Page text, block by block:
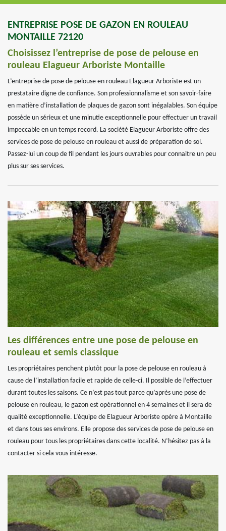
ENTREPRISE POSE DE GAZON EN ROULEAU
MONTAILLE 72120
Choisissez l’entreprise de pose de pelouse en
rouleau Elagueur Arboriste Montaille
L’entreprise de pose de pelouse en rouleau Elagueur Arboriste est un
prestataire digne de confiance. Son professionnalisme et son savoir-faire
en matière d’installation de plaques de gazon sont inégalables. Son équipe
possède un sérieux et une minutie exceptionnelle pour effectuer un travail
impeccable en un temps record. La société Elagueur Arboriste offre des
services de pose de pelouse en rouleau et aussi de préparation de sol.
Passez-lui un coup de fil pendant les jours ouvrables pour connaitre un peu
plus sur ses services.
Les différences entre une pose de pelouse en
rouleau et semis classique
Les propriétaires penchent plutôt pour la pose de pelouse en rouleau à
cause de l’installation facile et rapide de celle-ci. Il possible de l’effectuer
durant toutes les saisons. Ce n’est pas tout parce qu’après une pose de
pelouse en rouleau, le gazon est opérationnel en 4 semaines et il sera de
qualité exceptionnelle. L’équipe de Elagueur Arboriste opère à Montaille
et dans tous ses environs. Elle propose des services de pose de pelouse en
rouleau pour tous les propriétaires dans cette localité. N’hésitez pas à la
contacter si cela vous intéresse.